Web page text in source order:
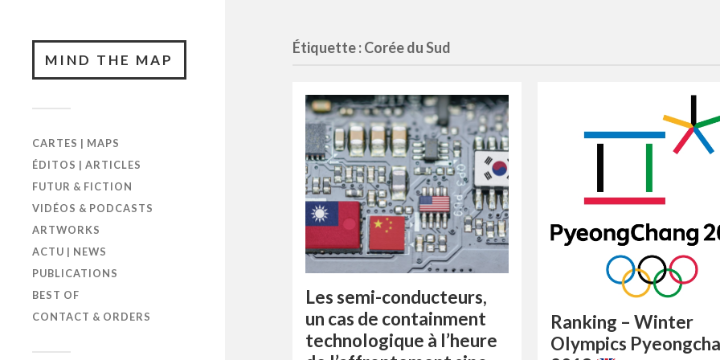
MIND THE MAP
CARTES | MAPS
ÉDITOS | ARTICLES
FUTUR & FICTION
VIDÉOS & PODCASTS
ARTWORKS
ACTU | NEWS
PUBLICATIONS
BEST OF
CONTACT & ORDERS
Étiquette :Corée du Sud
Les semi-conducteurs,
un cas de containment
technologique à l’heure
Ranking – Winter
Olympics